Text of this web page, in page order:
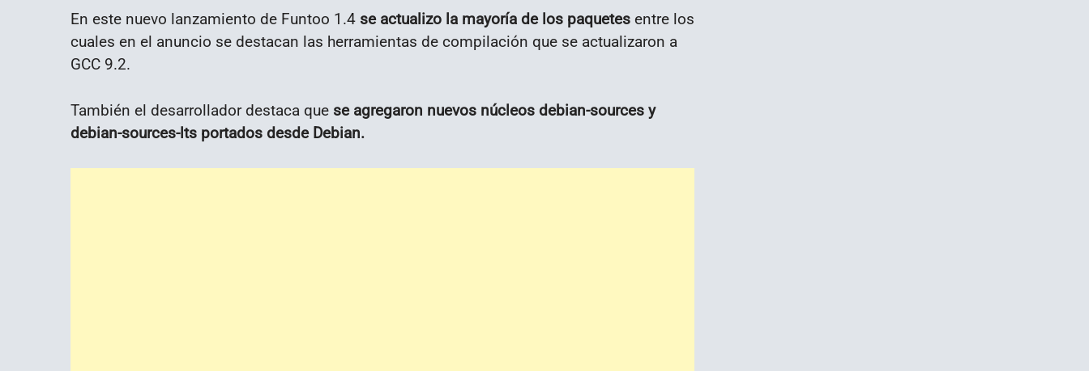
En este nuevo lanzamiento de Funtoo 1.4 se actualizo la mayoría de los paquetes entre los
cuales en el anuncio se destacan las herramientas de compilación que se actualizaron a
GCC 9.2.
También el desarrollador destaca que se agregaron nuevos núcleos debian-sources y
debian-sources-lts portados desde Debian.